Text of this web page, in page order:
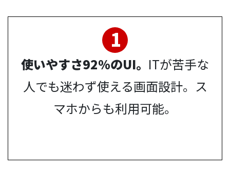
1
使いやすさ92%のUI。 ITが苦手な
人でも迷わず使える画面設計。ス
マホからも利用可能。